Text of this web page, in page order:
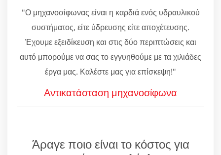
"Ο μηχανοσίφωνας είναι η καρδιά ενός υδραυλικού
συστήματος, είτε ύδρευσης είτε αποχέτευσης.
Έχουμε εξειδίκευση και στις δύο περιπτώσεις και
αυτό μπορούμε να σας το εγγυηθούμε με τα χιλιάδες
έργα μας. Καλέστε μας για επίσκεψη!"
Αντικατάσταση μηχανοσίφωνα
Άραγε ποιο είναι το κόστος για